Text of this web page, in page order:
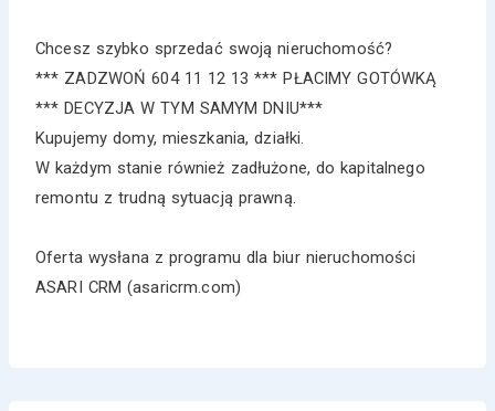
Chcesz szybko sprzedać swoją nieruchomość?
*** ZADZWOŃ 604 11 12 13 *** PŁACIMY GOTÓWKĄ
*** DECYZJA W TYM SAMYM DNIU***
Kupujemy domy, mieszkania, działki.
W każdym stanie również zadłużone, do kapitalnego
remontu z trudną sytuacją prawną.
Oferta wysłana z programu dla biur nieruchomości
ASARI CRM (asaricrm.com)